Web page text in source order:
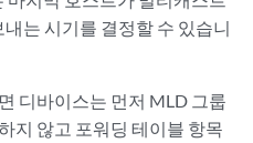
는 시기를 결정할 수 있습니
디바이스는 먼저 MLD 그룹
지 않고 포워딩 테이블 항목